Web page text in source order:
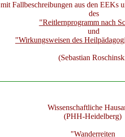
mit Fallbeschreibungen aus den EEKs
des
"Reitlernprogramm nach
und
"Wirkungsweisen des
(Sebastian
Wissenschaftliche
(PHH-Heidelberg)
"Wanderreiten